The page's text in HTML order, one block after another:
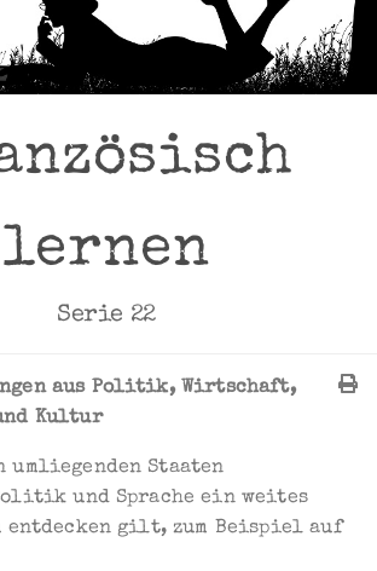
lernen
Serie 22
aus Politik, Wirtschaft,
Kultur
umliegenden Staaten
und Sprache ein weites
entdecken gilt, zum Beispiel auf